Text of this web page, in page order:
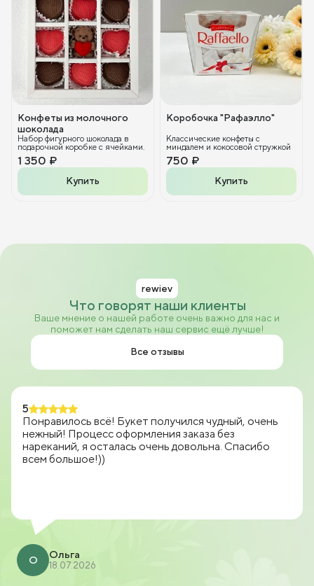
Конфеты из молочного
шоколада
Набор фигурного шоколада в
подарочной коробке с ячейками.
1 350 ₽
Купить
Коробочка "Рафаэлло"
Классические конфеты с
миндалем и кокосовой стружкой
750 ₽
Купить
Что говорят наши клиенты
rewiev
Ваше мнение о нашей работе очень важно для нас и
поможет нам сделать наш сервис ещё лучше!
Все отзывы
5
Понравилось всё! Букет получился чудный, очень
нежный! Процесс оформления заказа без
нареканий, я осталась очень довольна. Спасибо
всем большое!))
О Ольга
18.07.2026